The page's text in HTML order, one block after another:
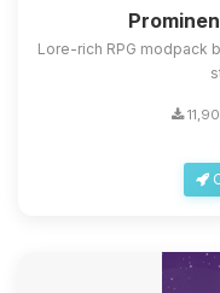
Lore-rich RPG modpack